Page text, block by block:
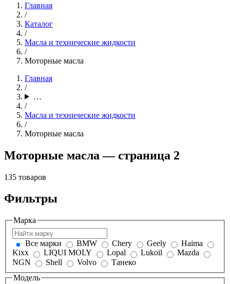
Главная
/
Каталог
/
Масла и технические жидкости
/
Моторные масла
Главная
/
…
/
Масла и технические жидкости
/
Моторные масла
Моторные масла — страница 2
135 товаров
Фильтры
Марка
Все марки BMW Chery Geely
Haima
Kixx
LIQUI MOLY Lopal Lukoil
Mazda
NGN
Shell Volvo
Танеко
Модель